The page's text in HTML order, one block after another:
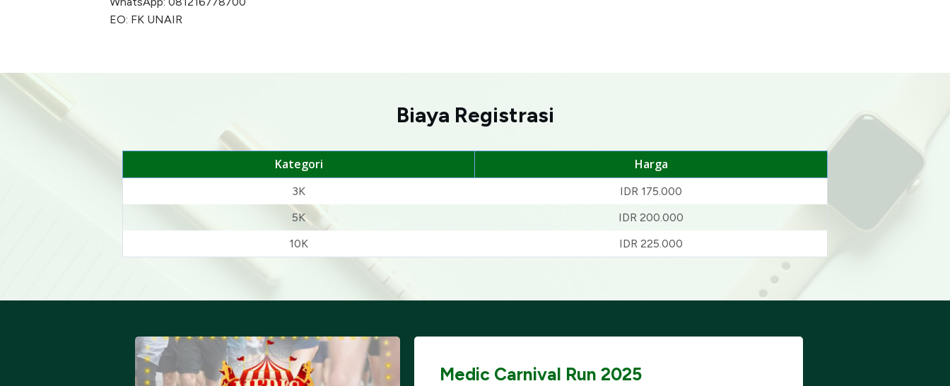
EO: FK UNAIR
Biaya Registrasi
Kategori Harga
3K
IDR 175.000
5K
IDR 200.000
10K
IDR 225.000
Medic Carnival Run 2025